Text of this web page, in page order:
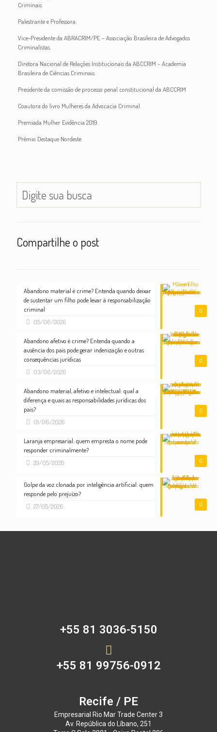
Criminais.
Palestrante e Professora.
Vice-Presidente da ABRACRIM/PE – Associação Brasileira de Advogados
Criminalistas.
Diretora Nacional de Relações Institucionais da ABCCRIM – Academia
Brasileira de Ciências Criminais.
Presidente da comissão de processo penal constitucional da ABCCRIM
Coautora do livro Mulheres da Advocacia Criminal.
Premiada Mulher Evidência 2019.
Prêmio Destaque Nordeste.
Compartilhe o post
0
Abandono material é crime? Entenda quando deixar
de sustentar um filho pode levar à responsabilização
criminal
05/06/2026
0
Abandono afetivo é crime? Entenda quando a
ausência dos pais pode gerar indenização e outras
consequências jurídicas
03/06/2026
0
Abandono material, afetivo e intelectual: qual a
diferença e quais as responsabilidades jurídicas dos
pais?
01/06/2026
0
Laranja empresarial: quem empresta o nome pode
responder criminalmente?
29/05/2026
0
Golpe da voz clonada por inteligência artificial: quem
responde pelo prejuízo?
27/05/2026
+55 81 3036-5150
+55 81 99756-0912
Recife / PE
Empresarial Rio Mar Trade Center 3
Av. República do Líbano, 251